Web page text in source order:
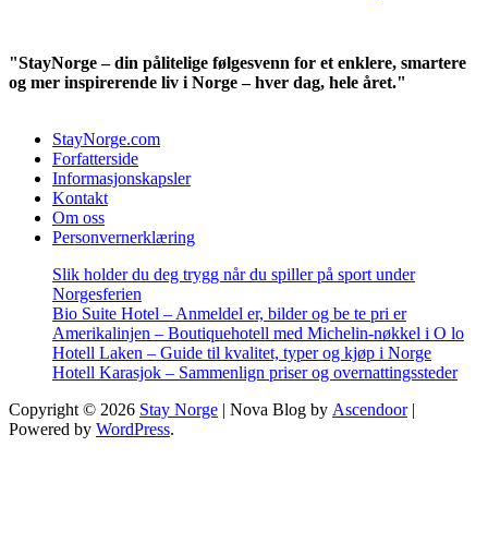
"StayNorge – din pålitelige følgesvenn for et enklere, smartere
og mer inspirerende liv i Norge – hver dag, hele året."
StayNorge.com
Forfatterside
Informasjonskapsler
Kontakt
Om oss
Personvernerklæring
Slik holder du deg trygg når du spiller på sport under
Norgesferien
Bio Suite Hotel – Anmeldel er, bilder og be te pri er
Amerikalinjen – Boutiquehotell med Michelin-nøkkel i O lo
Hotell Laken – Guide til kvalitet, typer og kjøp i Norge
Hotell Karasjok – Sammenlign priser og overnattingssteder
Copyright © 2026 Stay Norge | Nova Blog by Ascendoor|
Powered by WordPress.